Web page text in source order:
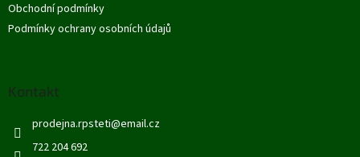
Obchodní podmínky
Podmínky ochrany osobních údajů
Kontakt
prodejna.rpsteti@email.cz
722 204 692